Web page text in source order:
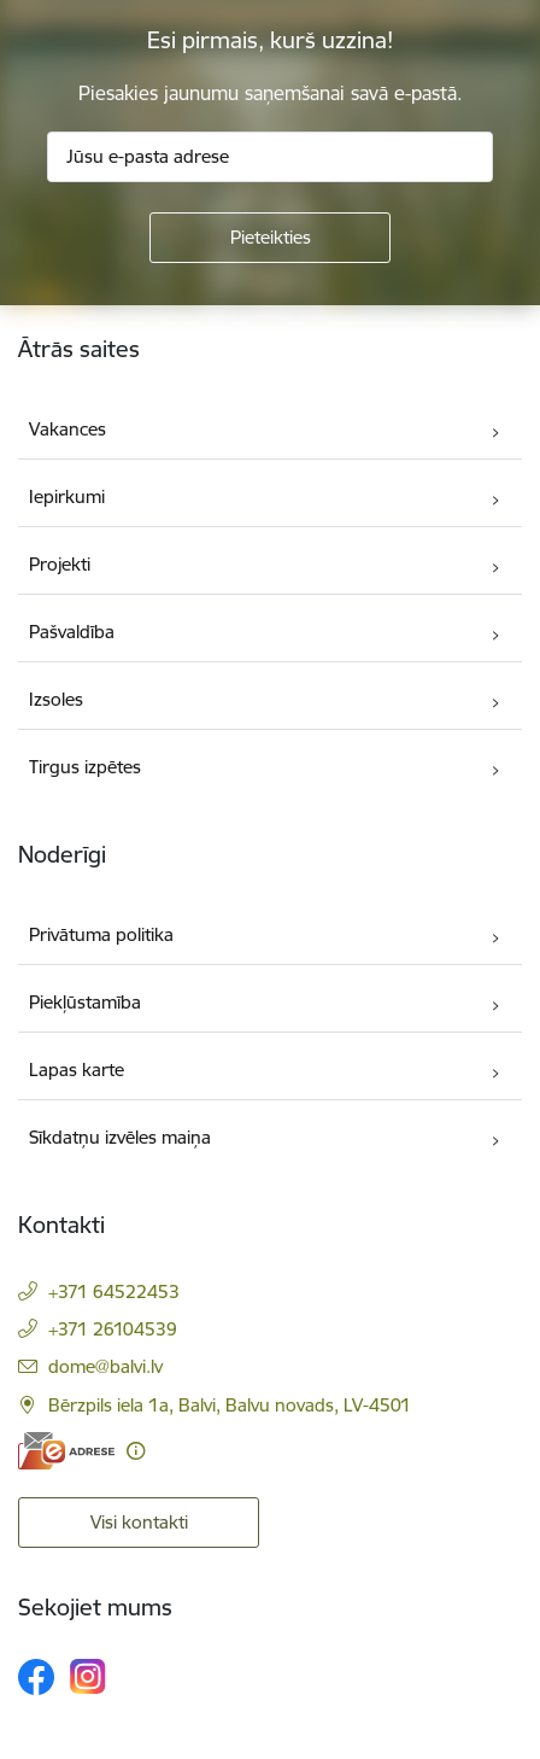
Esi pirmais, kurš uzzina!
Piesakies jaunumu saņemšanai savā e-pastā.
Kājene
Ātrās saites
Vakances
Iepirkumi
Projekti
Pašvaldība
Izsoles
Tirgus izpētes
Noderīgi
Privātuma politika
Piekļūstamība
Lapas karte
Sīkdatņu izvēles maiņa
Kontakti
+371 64522453
+371 26104539
E-pasts:
dome@balvi.lv
Bērzpils iela 1a, Balvi, Balvu novads, LV-4501
Visi kontakti
Sekojiet mums